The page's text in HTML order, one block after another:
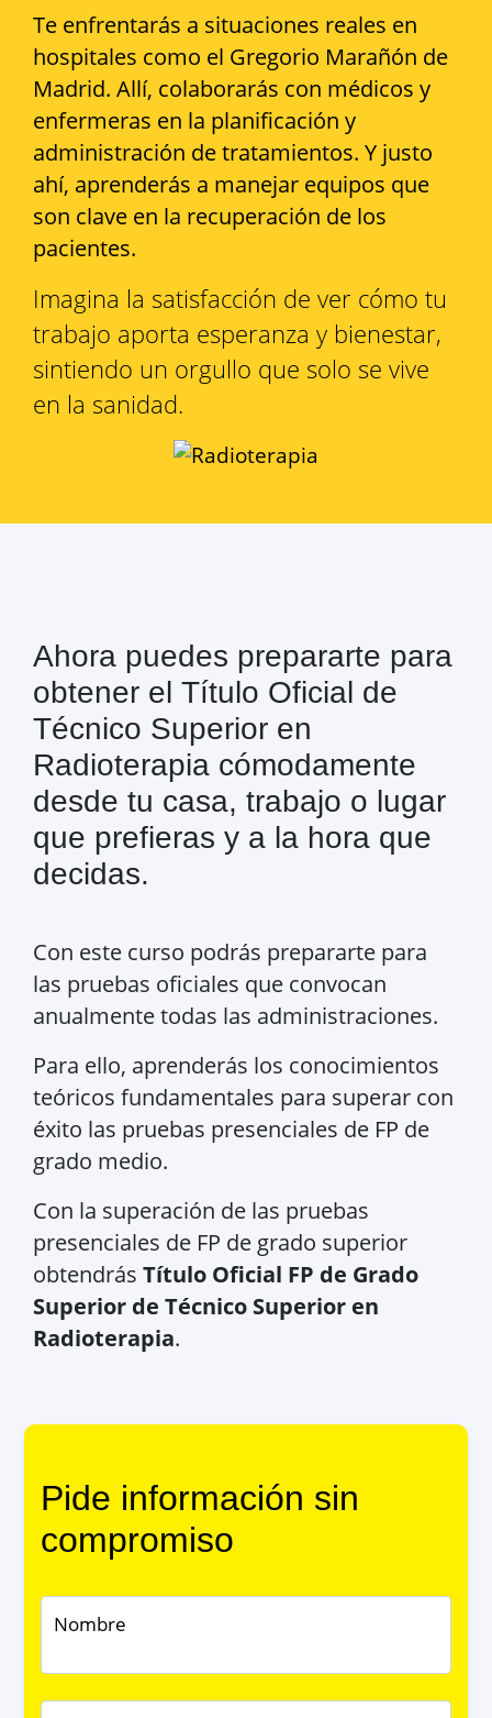
Te enfrentarás a situaciones reales en
hospitales como el Gregorio Marañón de
Madrid. Allí, colaborarás con médicos y
enfermeras en la planificación y
administración de tratamientos. Y justo
ahí, aprenderás a manejar equipos que
son clave en la recuperación de los
pacientes.
Imagina la satisfacción de ver cómo tu
trabajo aporta esperanza y bienestar,
sintiendo un orgullo que solo se vive
en la sanidad.
Ahora puedes prepararte para
obtener el Título Oficial de
Técnico Superior en
Radioterapia cómodamente
desde tu casa, trabajo o lugar
que prefieras y a la hora que
decidas.
Con este curso podrás prepararte para
las pruebas oficiales que convocan
anualmente todas las administraciones.
Para ello, aprenderás los conocimientos
teóricos fundamentales para superar con
éxito las pruebas presenciales de FP de
grado medio.
Con la superación de las pruebas
presenciales de FP de grado superior
obtendrás Título Oficial FP de Grado
Superior de Técnico Superior en
Radioterapia.
Pide información sin
compromiso
Nombre